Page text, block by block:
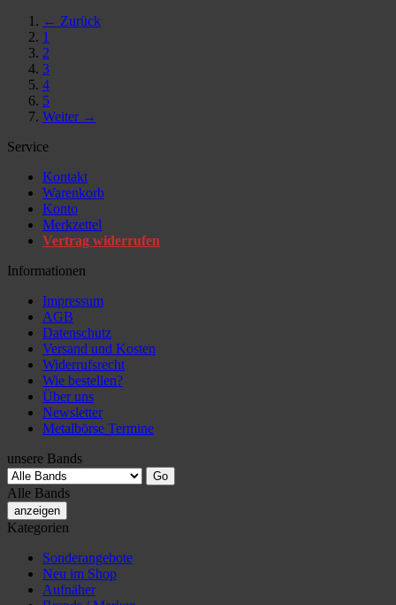
← Zurück
1
2
3
4
5
Weiter →
Service
Kontakt
Warenkorb
Konto
Merkzettel
Vertrag widerrufen
Informationen
Impressum
AGB
Datenschutz
Versand und Kosten
Widerrufsrecht
Wie bestellen?
Über uns
Newsletter
Metalbörse Termine
unsere Bands
Alle Bands
anzeigen
Kategorien
Sonderangebote
Neu im Shop
Aufnäher